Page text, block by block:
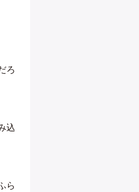
ろ
込
ら